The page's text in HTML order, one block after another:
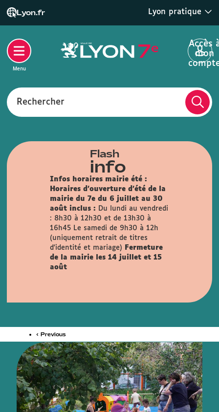
Lyon.fr Lyon pratique
Rechercher
Accès
mon
Menu
Flash
info
Infos horaires mairie été :
Horaires d'ouverture d'été de la
mairie du 7e du 6 juillet au 30
août inclus :
Du lundi au vendredi
: 8h30 à 12h30 et de 13h30 à
16h45
Le samedi de 9h30 à 12h
(uniquement retrait de titres
d'identité et mariage)
Fermeture
de la mairie les 14 juillet et 15
août
‹ Previous